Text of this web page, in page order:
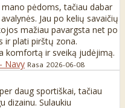
pėdoms, tačiau dabar
Jau po kelių savaičių
mažiau pavargsta net po
ir plati pirštų zona.
komfortą ir sveiką judėjimą.
Navy Rasa 2026-06-08
daug sportiškai, tačiau
dizainu. Sulaukiu